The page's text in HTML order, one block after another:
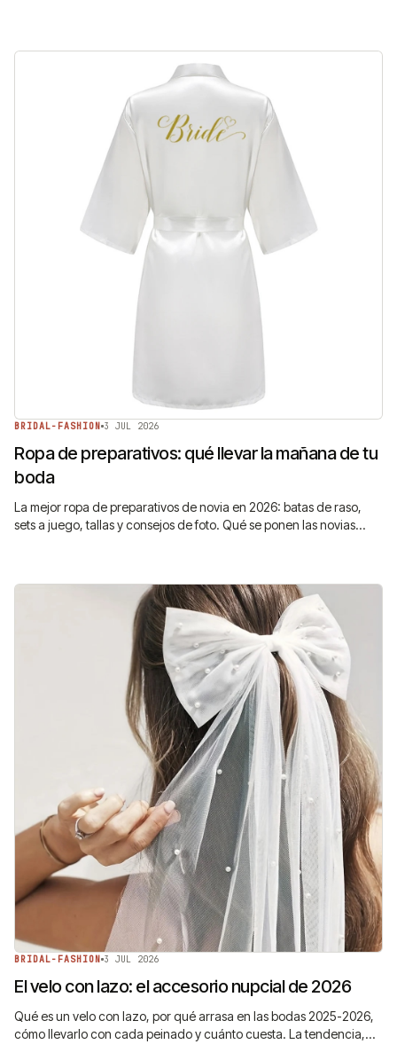
BRIDAL-FASHION 3 JUL 2026
Ropa de preparativos: qué llevar la mañana de tu
boda
La mejor ropa de preparativos de novia en 2026: batas de raso,
sets a juego, tallas y consejos de foto. Qué se ponen las novias
BRIDAL-FASHION 3 JUL 2026
El velo con lazo: el accesorio nupcial de 2026
Qué es un velo con lazo, por qué arrasa en las bodas 2025-2026,
cómo llevarlo con cada peinado y cuánto cuesta. La tendencia,